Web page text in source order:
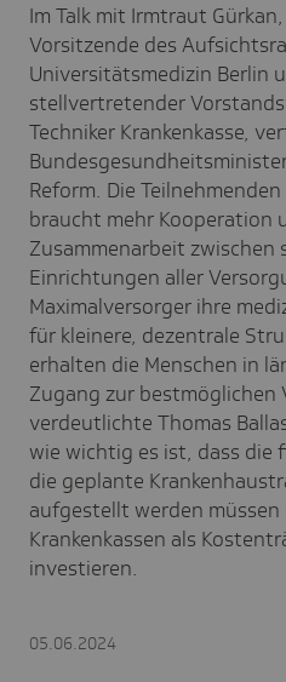
Im Talk mit Irmtraut
Vorsitzende des
Universitätsmedizin Berlin
stellvertretender
Techniker Krankenkasse,
Reform. Die
braucht mehr Kooperation
Zusammenarbeit zwischen
Einrichtungen aller
Maximalversorger ihre
für kleinere, dezentrale
erhalten die Menschen in
Zugang zur bestmöglichen
verdeutlichte Thomas
wie wichtig es ist, dass die
die geplante
aufgestellt werden
Krankenkassen als
investieren.
05.06.2024